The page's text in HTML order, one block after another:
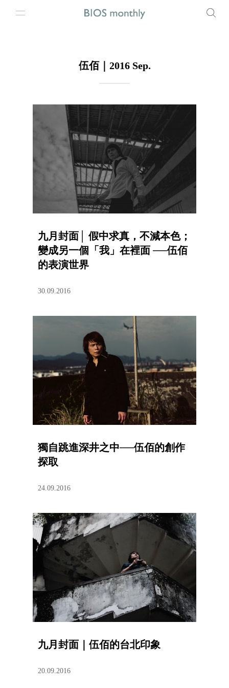
伍佰｜2016 Sep.
九月封面│ 假中求真，不減本色；
變成另一個「我」在裡面 ──伍佰
的表演世界
30.09.2016
獨自跳進深井之中──伍佰的創作
探取
24.09.2016
九月封面｜伍佰的台北印象
20.09.2016